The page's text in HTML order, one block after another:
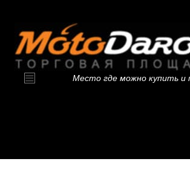
Место где можно купить и